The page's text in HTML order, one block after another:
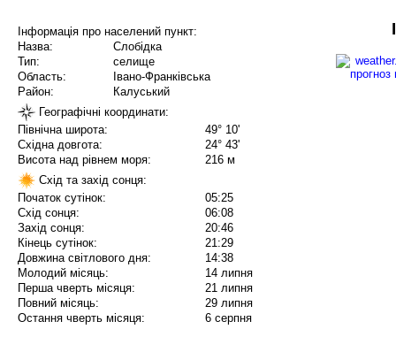
Інформація про населений пункт:
Назва:
Слобідка
Тип:
селище
Область:
Івано-Франківська
Район:
Калуський
Географічні координати:
Північна широта:
49° 10'
Східна довгота:
24° 43'
Висота над рівнем моря:
216 м
Схід та захід сонця:
Початок сутінок:
05:25
Схід сонця:
06:08
Захід сонця:
20:46
Кінець сутінок:
21:29
Довжина світлового дня:
14:38
Молодий місяць:
14 липня
Перша чверть місяця:
21 липня
Повний місяць:
29 липня
Остання чверть місяця:
6 серпня